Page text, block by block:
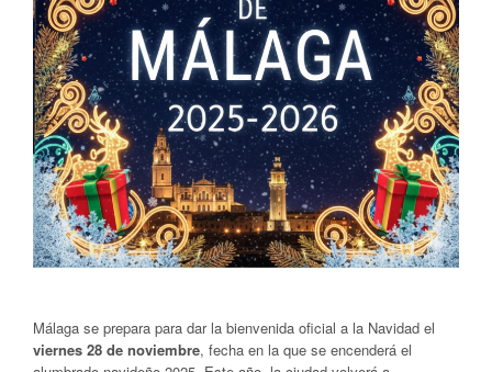
Málaga se prepara para dar la bienvenida oficial a la Navidad el
viernes 28 de noviembre, fecha en la que se encenderá el